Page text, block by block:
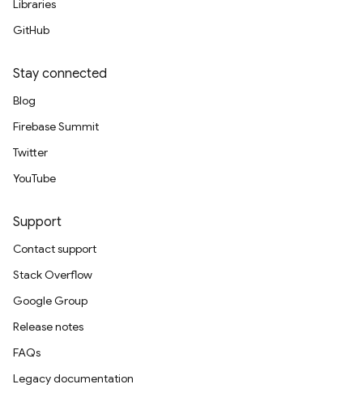
Libraries
GitHub
Stay connected
Blog
Firebase Summit
Twitter
YouTube
Support
Contact support
Stack Overflow
Google Group
Release notes
FAQs
Legacy documentation